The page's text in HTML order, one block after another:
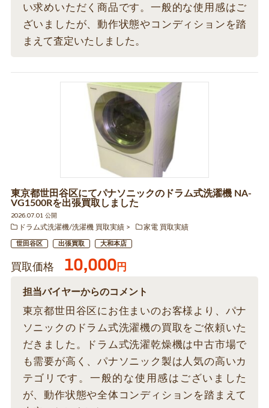
い求めいただく商品です。一般的な使用感はご
ざいましたが、動作状態やコンディションを踏
まえて査定いたしました。
東京都世田谷区にてパナソニックのドラム式洗濯機 NA-
VG1500Rを出張買取しました
2026.07.01 公開
ドラム式洗濯機/洗濯機 買取実績
家電 買取実績
世田谷区 出張買取 大和本店
買取価格 10,000円
担当バイヤーからのコメント
東京都世田谷区にお住まいのお客様より、パナ
ソニックのドラム式洗濯機の買取をご依頼いた
だきました。ドラム式洗濯乾燥機は中古市場で
も需要が高く、パナソニック製は人気の高いカ
テゴリです。一般的な使用感はございました
が、動作状態や全体コンディションを踏まえて